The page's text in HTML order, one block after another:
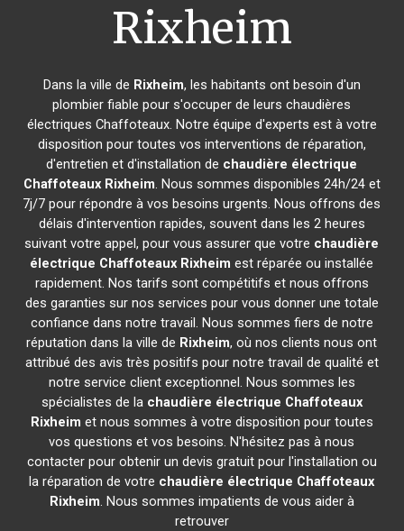
Rixheim
Dans la ville de Rixheim, les habitants ont besoin d'un
plombier fiable pour s'occuper de leurs chaudières
électriques Chaffoteaux. Notre équipe d'experts est à votre
disposition pour toutes vos interventions de réparation,
d'entretien et d'installation de chaudière électrique
Chaffoteaux Rixheim. Nous sommes disponibles 24h/24 et
7j/7 pour répondre à vos besoins urgents. Nous offrons des
délais d'intervention rapides, souvent dans les 2 heures
suivant votre appel, pour vous assurer que votre chaudière
électrique Chaffoteaux Rixheim est réparée ou installée
rapidement. Nos tarifs sont compétitifs et nous offrons
des garanties sur nos services pour vous donner une totale
confiance dans notre travail. Nous sommes fiers de notre
réputation dans la ville de Rixheim, où nos clients nous ont
attribué des avis très positifs pour notre travail de qualité et
notre service client exceptionnel. Nous sommes les
spécialistes de la chaudière électrique Chaffoteaux
Rixheim et nous sommes à votre disposition pour toutes
vos questions et vos besoins. N'hésitez pas à nous
contacter pour obtenir un devis gratuit pour l'installation ou
la réparation de votre chaudière électrique Chaffoteaux
Rixheim. Nous sommes impatients de vous aider à
retrouver